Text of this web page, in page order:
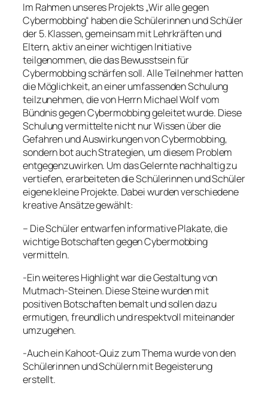
Im Rahmen unseres Projekts „Wir alle gegen
Cybermobbing“ haben die Schülerinnen und Schüler
der 5. Klassen, gemeinsam mit Lehrkräften und
Eltern, aktiv an einer wichtigen Initiative
teilgenommen, die das Bewusstsein für
Cybermobbing schärfen soll. Alle Teilnehmer hatten
die Möglichkeit, an einer umfassenden Schulung
teilzunehmen, die von Herrn Michael Wolf vom
Bündnis gegen Cybermobbing geleitet wurde. Diese
Schulung vermittelte nicht nur Wissen über die
Gefahren und Auswirkungen von Cybermobbing,
sondern bot auch Strategien, um diesem Problem
entgegenzuwirken. Um das Gelernte nachhaltig zu
vertiefen, erarbeiteten die Schülerinnen und Schüler
eigene kleine Projekte. Dabei wurden verschiedene
kreative Ansätze gewählt:
– Die Schüler entwarfen informative Plakate, die
wichtige Botschaften gegen Cybermobbing
vermitteln.
-Ein weiteres Highlight war die Gestaltung von
Mutmach-Steinen. Diese Steine wurden mit
positiven Botschaften bemalt und sollen dazu
ermutigen, freundlich und respektvoll miteinander
umzugehen.
-Auch ein Kahoot-Quiz zum Thema wurde von den
Schülerinnen und Schülern mit Begeisterung
erstellt.